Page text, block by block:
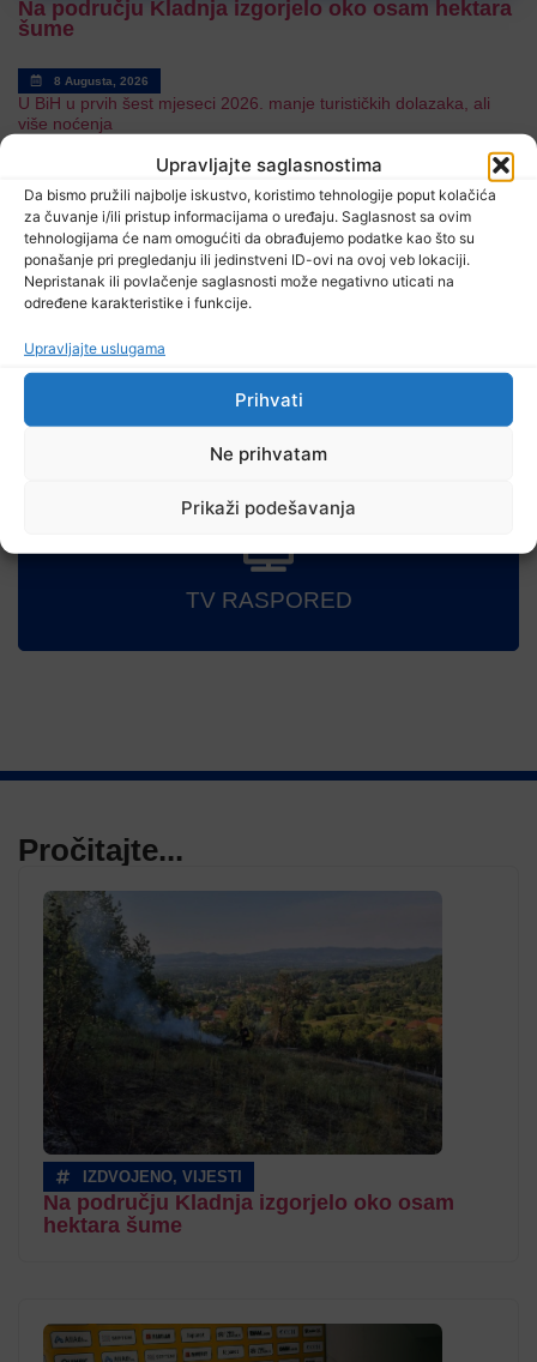
Upravljajte saglasnostima
Da bismo pružili najbolje iskustvo, koristimo tehnologije poput kolačića
za čuvanje i/ili pristup informacijama o uređaju. Saglasnost sa ovim
tehnologijama će nam omogućiti da obrađujemo podatke kao što su
ponašanje pri pregledanju ili jedinstveni ID-ovi na ovoj veb lokaciji.
Nepristanak ili povlačenje saglasnosti može negativno uticati na
određene karakteristike i funkcije.
Upravljajte uslugama
Prihvati
Ne prihvatam
Prikaži podešavanja
Na području Kladnja izgorjelo oko osam hektara
šume
8 Augusta, 2026
U BiH u prvih šest mjeseci 2026. manje turističkih dolazaka, ali
više noćenja
8 Augusta, 2026
BIHAMK: Pojačana frekvencija vozila
Danas promjenjljivo i nestabilno vrijeme
U Kalesiji u toku rekonstrukcija puteva
TV RASPORED
Pročitajte...
IZDVOJENO, VIJESTI
Na području Kladnja izgorjelo oko osam
hektara šume